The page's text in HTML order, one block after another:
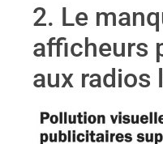
2. Le
afficheurs
aux radios